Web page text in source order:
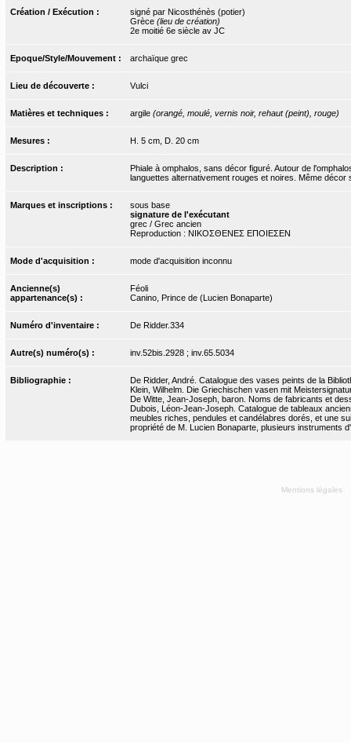
Création / Exécution :
signé par Nicosthénès (potier)
Grèce (lieu de création)
2e moitié 6e siècle av JC
Epoque/Style/Mouvement : archaïque grec
Lieu de découverte : Vulci
Matières et techniques : argile (orangé, moulé, vernis noir, rehaut (peint), rouge)
Mesures : H. 5 cm, D. 20 cm
Description :
Phiale à omphalos, sans décor figuré. Autour de
languettes alternativement rouges et noires. Même
Marques et inscriptions :
sous base
signature de l'exécutant
grec / Grec ancien
Reproduction : ΝΙΚΟΣΘΕΝΕΣ ΕΠΟΙΕΣΕΝ
Mode d'acquisition : mode d'acquisition inconnu
Ancienne(s)
appartenance(s) :
Féoli
Canino, Prince de (Lucien Bonaparte)
Numéro d'inventaire : De Ridder.334
Autre(s) numéro(s) : inv.52bis.2928 ; inv.65.5034
Bibliographie :
De Ridder, André. Catalogue des vases peints de la
Klein, Wilhelm. Die Griechischen vasen mit
De Witte, Jean-Joseph, baron. Noms de fabricants et
Dubois, Léon-Jean-Joseph. Catalogue de tableaux
meubles riches, pendules et candélabres dorés, et une
propriété de M. Lucien Bonaparte, plusieurs instruments
Mentions légales